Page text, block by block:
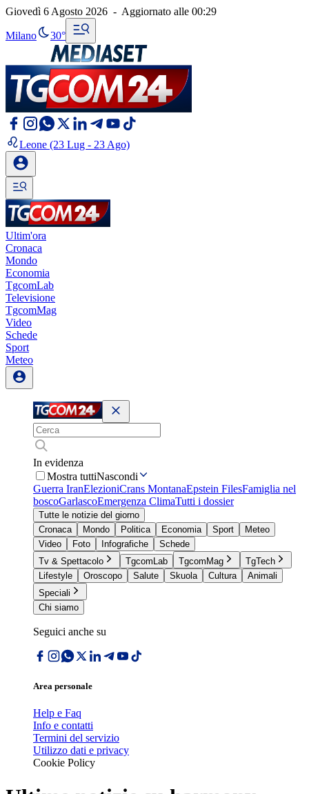
Giovedì 6 Agosto 2026 - Aggiornato alle 00:29
Milano 30°
Leone (23 Lug - 23 Ago)
Ultim'ora
Cronaca
Mondo
Economia
TgcomLab
Televisione
TgcomMag
Video
Schede
Sport
Meteo
In evidenza
Mostra tuttiNascondi
Guerra IranElezioniCrans MontanaEpstein FilesFamiglia nel
boscoGarlascoEmergenza ClimaTutti i dossier
Tutte le notizie del giorno
Cronaca
Mondo Politica Economia Sport
Meteo
Video
Foto Infografiche
Schede
Tv & Spettacolo
TgcomLab TgcomMag
TgTech
Lifestyle
Oroscopo Salute Skuola Cultura
Animali
Speciali
Chi siamo
Seguici anche su
Area personale
Help e Faq
Info e contatti
Termini del servizio
Utilizzo dati e privacy
Cookie Policy